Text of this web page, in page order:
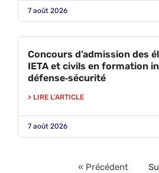
7 août 2026
Concours d’admission des
IETA et civils en formation
défense‑sécurité
> LIRE L'ARTICLE
7 août 2026
« Précédent